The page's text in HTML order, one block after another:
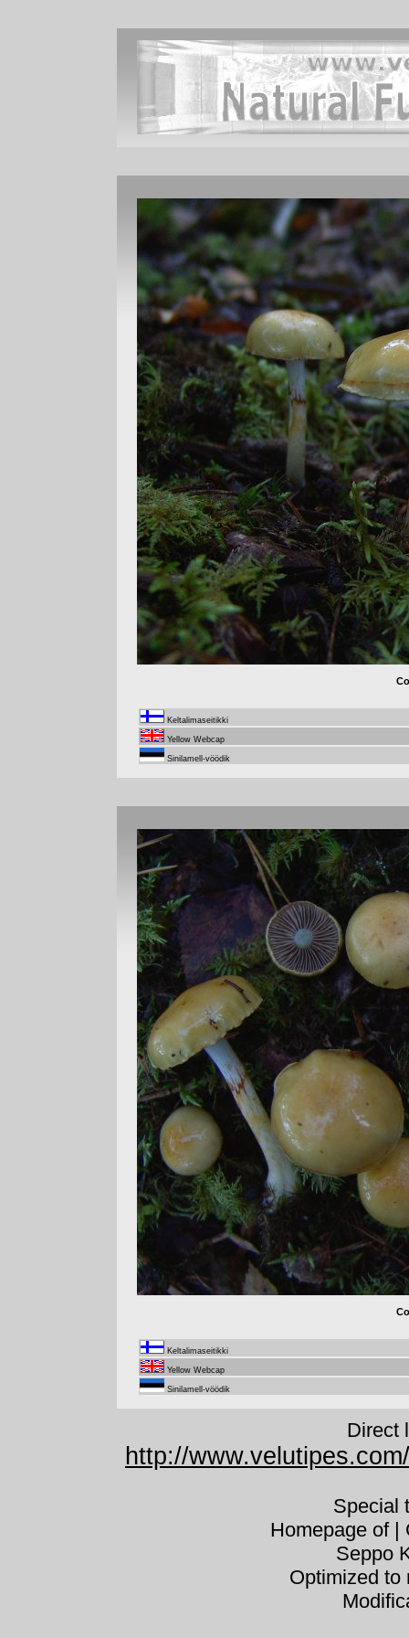
Keltalimaseitikki
Yellow Webcap
Sinilamell-vöödik
Keltalimaseitikki
Yellow Webcap
Sinilamell-vöödik
Direct
http://
Special
Homepage of |
Seppo
Optimized to